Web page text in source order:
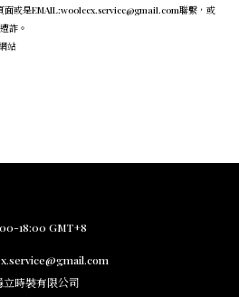
面或是EMAIL:wooleex.service@gmail.com聯繫，或
詐。
站
18:00 GMT+8
立時裝有限公司